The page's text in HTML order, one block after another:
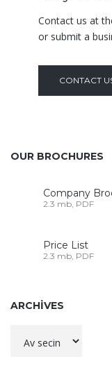
Contact us at
or submit a
CONTACT
OUR BROCHURES
Company
2.3 mb, PDF
Price List
2.3 mb, PDF
ARCHIVES